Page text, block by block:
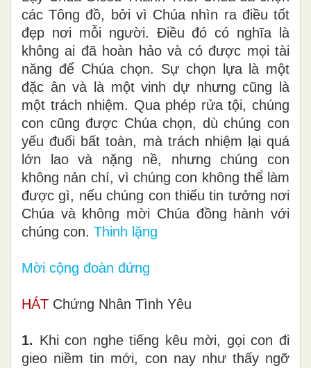
các Tông đồ, bởi vì Chúa nhìn ra điều tốt
đẹp nơi mỗi người. Điều đó có nghĩa là
không ai đã hoàn hảo và có được mọi tài
năng để Chúa chọn. Sự chọn lựa là một
đặc ân và là một vinh dự nhưng cũng là
một trách nhiệm. Qua phép rửa tội, chúng
con cũng được Chúa chọn, dù chúng con
yếu đuối bất toàn, mà trách nhiệm lại quá
lớn lao và nặng nề, nhưng chúng con
không nản chí, vì chúng con không thể làm
được gì, nếu chúng con thiếu tin tưởng nơi
Chúa và không mời Chúa đồng hành với
chúng con. Thinh lặng
Mời cộng đoàn đứng
HÁT Chứng Nhân Tình Yêu
1. Khi con nghe tiếng kêu mời, gọi con đi
gieo niềm tin mới, con nay như thấy ngỡ